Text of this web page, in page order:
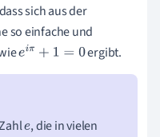
sich aus der
so einfache und
eiπ +1= 0 ergibt.
e, die in vielen